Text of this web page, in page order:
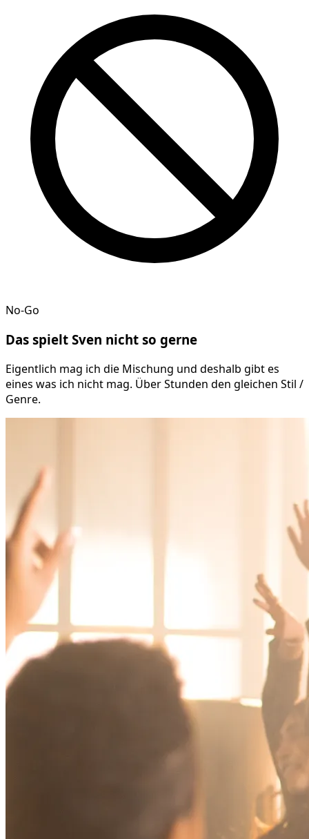
No-Go
Das spielt Sven nicht so gerne
Eigentlich mag ich die Mischung und deshalb gibt es
eines was ich nicht mag. Über Stunden den gleichen Stil /
Genre.